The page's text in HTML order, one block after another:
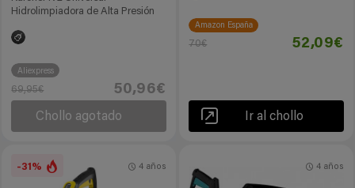
Hidrolimpiadora de Alta Presión
Aliexpress
69,95€ 50,96€
Chollo agotado
Amazon España
70€ 52,09€
Ir al chollo
-31% 4 años 4 años